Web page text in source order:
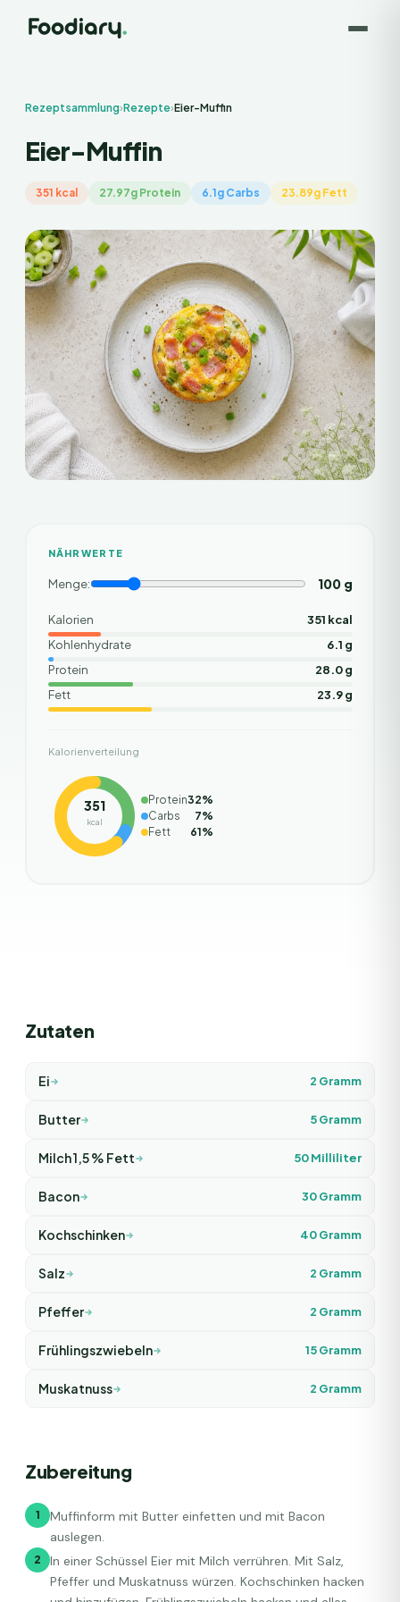
Rezeptsammlung›Rezepte›Eier-Muffin
Eier-Muffin
351 kcal 27.97g Protein 6.1g Carbs 23.89g Fett
NÄHRWERTE
Menge: 100g
Kalorien
351 kcal
Kohlenhydrate
6.1 g
Protein
28.0 g
Fett
23.9 g
Kalorienverteilung
351
kcal
Protein32%
Carbs
7%
Fett
61%
Zutaten
Ei 2 Gramm
Butter 5Gramm
Milch 1,5 % Fett 50Milliliter
Bacon 30Gramm
Kochschinken 40Gramm
Salz 2 Gramm
Pfeffer 2 Gramm
Frühlingszwiebeln 15Gramm
Muskatnuss 2 Gramm
Zubereitung
1
Muffinform mit Butter einfetten und mit Bacon
auslegen.
2
In einer Schüssel Eier mit Milch verrühren. Mit Salz,
Pfeffer und Muskatnuss würzen. Kochschinken hacken